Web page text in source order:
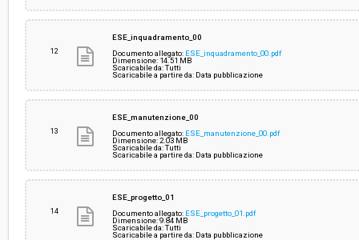
12
ESE_inquadramento_00
Documento allegato: ESE_inquadramento_00.pdf
Dimensione: 14.51 MB
Scaricabile da: Tutti
Scaricabile a partire da: Data pubblicazione
13
ESE_manutenzione_00
Documento allegato: ESE_manutenzione_00.pdf
Dimensione: 2.03 MB
Scaricabile da: Tutti
Scaricabile a partire da: Data pubblicazione
14
ESE_progetto_01
Documento allegato: ESE_progetto_01.pdf
Dimensione: 9.84 MB
Scaricabile da: Tutti
Scaricabile a partire da: Data pubblicazione